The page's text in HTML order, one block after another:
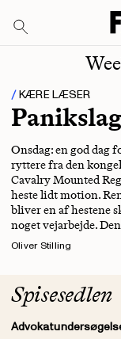
KÆRE LÆSER
Onsdag: en god dag
ryttere fra den
Cavalry Mounted
heste lidt motion.
bliver en af hestene
noget vejarbejde.
Oliver Stilling
Spisesedlen